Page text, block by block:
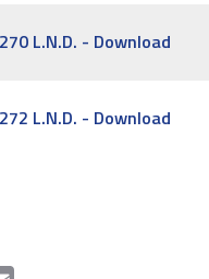
L.N.D. - Download
L.N.D. - Download